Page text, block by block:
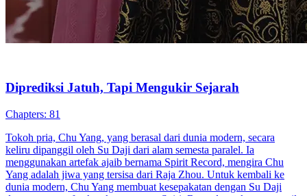
hubungan dengan Ayu Pratama, yang berujung hamil. Kehadiran
Rizky merupakan harapan baginya.
Kembali Pemeran Utama Pria Kehidupan perkotaan Panglima